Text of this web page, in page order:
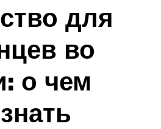
для
во
о чем